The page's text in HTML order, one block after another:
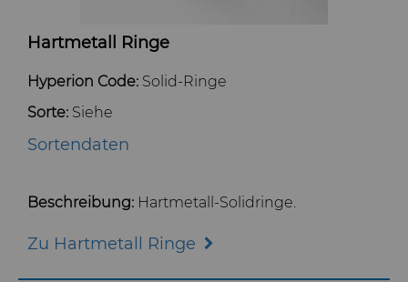
Hartmetall Ringe
Hyperion Code: Solid-Ringe
Sorte: Siehe
Sortendaten
Beschreibung: Hartmetall-Solidringe.
Zu Hartmetall Ringe